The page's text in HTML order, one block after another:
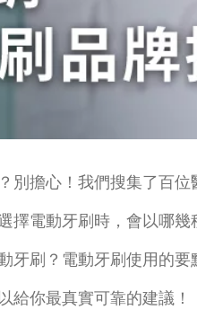
別擔心！我們搜集了百
擇電動牙刷時，會以哪
牙刷？電動牙刷使用的
給你最真實可靠的建議！